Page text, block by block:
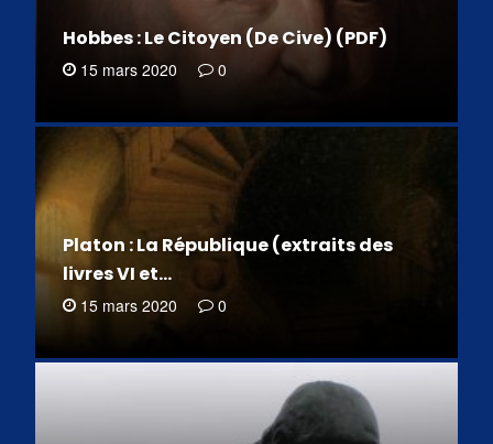
Hobbes : Le Citoyen (De Cive) (PDF)
15 mars 2020 0
Platon : La République (extraits des
livres VI et…
15 mars 2020 0